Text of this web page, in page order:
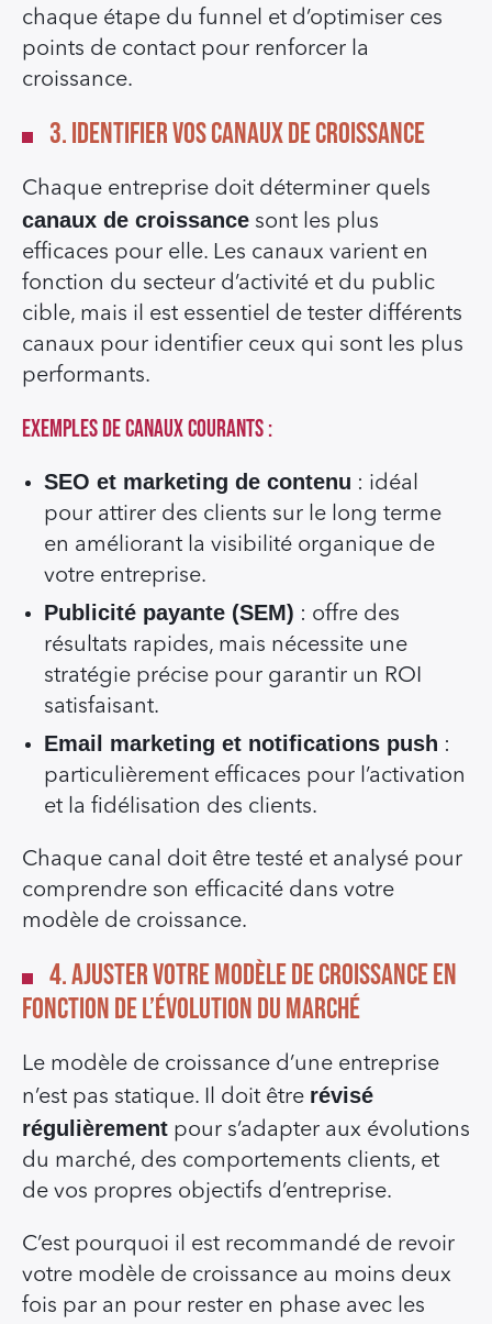
chaque étape du funnel et d’optimiser ces
points de contact pour renforcer la
croissance.
3. Identifier Vos Canaux de Croissance
Chaque entreprise doit déterminer quels
canaux de croissance sont les plus
efficaces pour elle. Les canaux varient en
fonction du secteur d’activité et du public
cible, mais il est essentiel de tester différents
canaux pour identifier ceux qui sont les plus
performants.
Exemples de canaux courants :
SEO et marketing de contenu : idéal
pour attirer des clients sur le long terme
en améliorant la visibilité organique de
votre entreprise.
Publicité payante (SEM) : offre des
résultats rapides, mais nécessite une
stratégie précise pour garantir un ROI
satisfaisant.
Email marketing et notifications push :
particulièrement efficaces pour l’activation
et la fidélisation des clients.
Chaque canal doit être testé et analysé pour
comprendre son efficacité dans votre
modèle de croissance.
4. Ajuster votre Modèle de Croissance en
Fonction de l’Évolution du Marché
Le modèle de croissance d’une entreprise
n’est pas statique. Il doit être révisé
régulièrement pour s’adapter aux évolutions
du marché, des comportements clients, et
de vos propres objectifs d’entreprise.
C’est pourquoi il est recommandé de revoir
votre modèle de croissance au moins deux
fois par an pour rester en phase avec les